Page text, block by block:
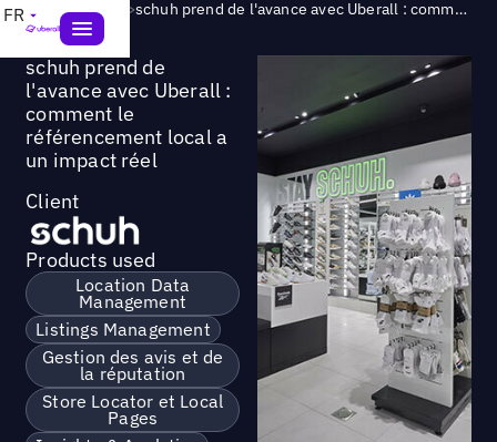
FR Success Story > schuh prend de l'avance avec Uberall : comment le référencement local a un impact réel
schuh prend de
l'avance avec Uberall :
comment le
référencement local a
un impact réel
Client
Products used
Location Data
Management
Listings Management
Gestion des avis et de
la réputation
Store Locator et Local
Pages